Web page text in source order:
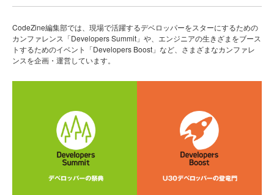
CodeZine編集部では、現場で活躍するデベロッパーをスターにするための
カンファレンス「Developers Summit」や、エンジニアの生きざまをブース
トするためのイベント「Developers Boost」など、さまざまなカンファレ
ンスを企画・運営しています。